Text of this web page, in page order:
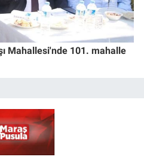
Mahallesi'nde 101. mahalle